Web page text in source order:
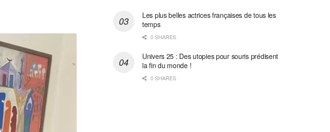
Les plus belles actrices françaises de tous les
temps
0 SHARES
Univers 25 : Des utopies pour souris prédisent
la fin du monde !
0 SHARES